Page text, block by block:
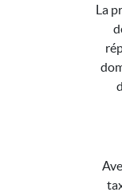
La